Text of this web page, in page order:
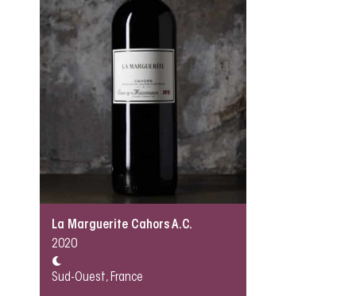
La Marguerite Cahors A.C.
2020
Sud-Ouest, France